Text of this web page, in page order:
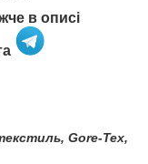
в описі
Gore-Tex,